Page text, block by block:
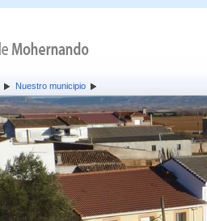
Nuestro municipio